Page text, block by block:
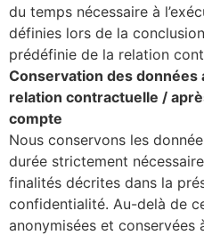
du temps nécessaire à
définies lors de la
prédéfinie de la relation
Conservation des données
relation contractuelle /
compte
Nous conservons les
durée strictement
finalités décrites dans la
confidentialité. Au-delà de
anonymisées et conservées